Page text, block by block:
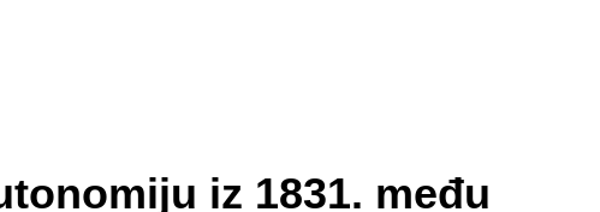
iz 1831. među